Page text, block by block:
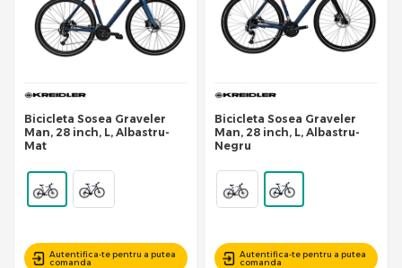
Bicicleta Sosea Graveler
Man, 28 inch, L, Albastru-
Mat
Autentifica-te pentru a putea
comanda
Bicicleta Sosea Graveler
Man, 28 inch, L, Albastru-
Negru
Autentifica-te pentru a putea
comanda